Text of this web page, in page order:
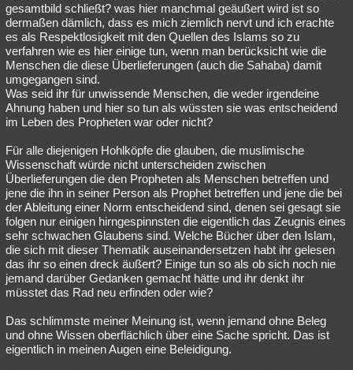
gesamtbild schließt? was hier manchmal geäußert wird ist so
dermaßen dämlich, dass es mich ziemlich nervt und ich erachte
es als Respektlosigkeit mit den Quellen des Islams so zu
verfahren wie es hier einige tun, wenn man berücksicht wie die
Menschen die diese Überlieferungen (auch die Sahaba) damit
umgegangen sind.
Was seid ihr für unwissende Menschen, die weder irgendeine
Ahnung haben und hier so tun als wüssten sie was entscheidend
im Leben des Propheten war oder nicht?
Für alle diejenigen Hohlköpfe die glauben, die muslimische
Wissenschaft würde nicht unterscheiden zwischen
Überlieferungen die den Propheten als Menschen betreffen und
jene die ihn in seiner Person als Prophet betreffen und jene die bei
der Ableitung einer Norm entscheidend sind, denen sei gesagt sie
folgen nur einigen hirngespinnsten die eigentlich das Zeugnis eines
sehr schwachen Glaubens sind. Welche Bücher über den Islam,
die sich mit dieser Thematik auseinandersetzen habt ihr gelesen
das ihr so einen dreck äußert? Einige tun so als ob sich noch nie
jemand darüber Gedanken gemacht hätte und ihr denkt ihr
müsstet das Rad neu erfinden oder wie?
Das schlimmste meiner Meinung ist, wenn jemand ohne Beleg
und ohne Wissen oberflächlich über eine Sache spricht. Das ist
eigentlich in meinen Augen eine Beleidigung.